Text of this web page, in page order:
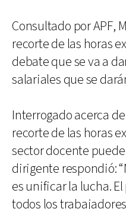
Consultado por APF,
recorte de las horas
debate que se va a
salariales que se
Interrogado acerca
recorte de las horas
sector docente
dirigente respondió:
es unificar la lucha.
todos los